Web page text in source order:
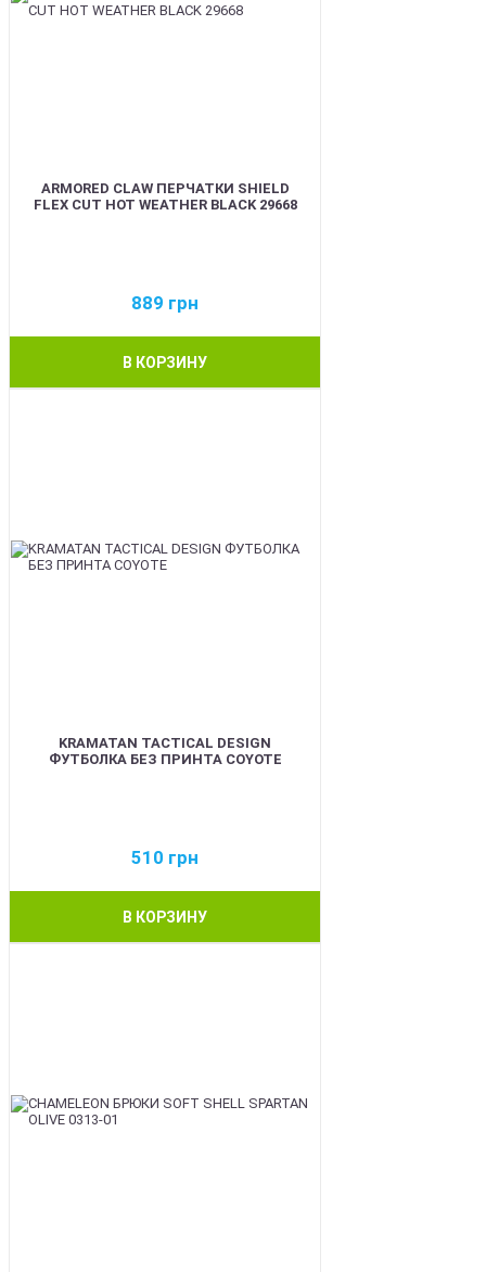
ARMORED CLAW ПЕРЧАТКИ SHIELD
FLEX CUT HOT WEATHER BLACK 29668
889 грн
В КОРЗИНУ
KRAMATAN TACTICAL DESIGN
ФУТБОЛКА БЕЗ ПРИНТА COYOTE
510 грн
В КОРЗИНУ